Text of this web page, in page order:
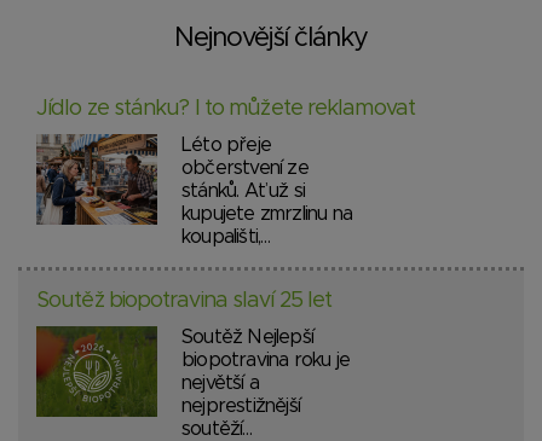
Nejnovější články
Jídlo ze stánku? I to můžete reklamovat
Léto přeje
občerstvení ze
stánků. Ať už si
kupujete zmrzlinu na
koupališti,…
Soutěž biopotravina slaví 25 let
Soutěž Nejlepší
biopotravina roku je
největší a
nejprestižnější
soutěží…